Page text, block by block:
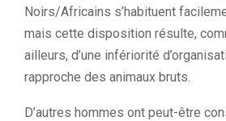
Noirs/Africains s’habituent
mais cette disposition résulte,
ailleurs, d’une infériorité
rapproche des animaux bruts.
D’autres hommes ont peut-être